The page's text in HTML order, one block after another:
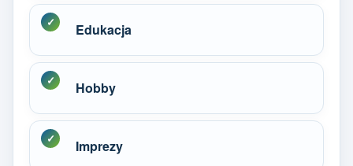
Edukacja
Hobby
Imprezy